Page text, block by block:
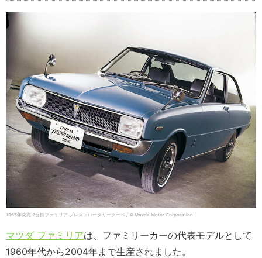
1967年発売 2台目ファミリア プレストロータリークーペ / © Mazda Motor Corporation
マツダ ファミリアは、ファミリーカーの代表モデルとして
1960年代から2004年まで生産されました。